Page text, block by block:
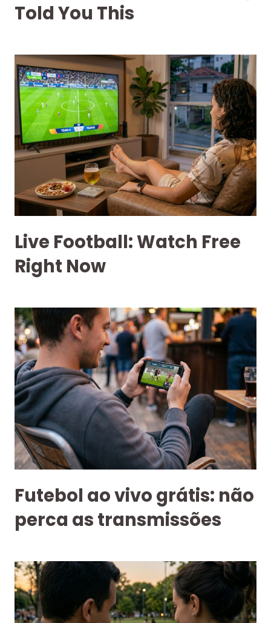
Told You This
Live Football: Watch Free
Right Now
Futebol ao vivo grátis: não
perca as transmissões